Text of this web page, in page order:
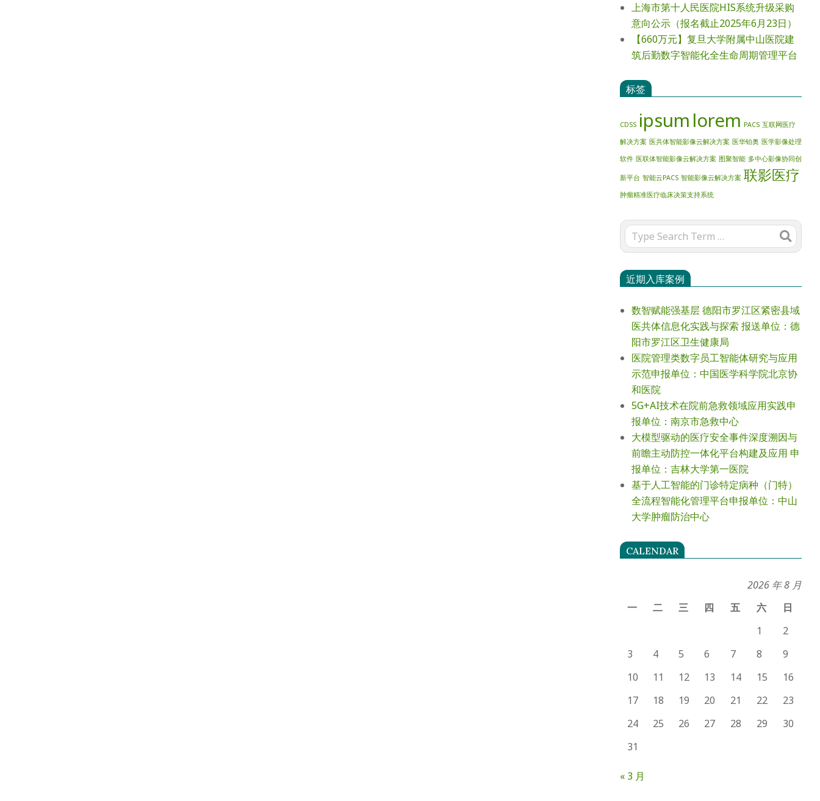
上海市第十人民医院HIS系统升级采购
意向公示（报名截止2025年6月23日）
【660万元】复旦大学附属中山医院建
筑后勤数字智能化全生命周期管理平台
标签
CDSS ipsum lorem PACS 互联网医疗
解决方案 医共体智能影像云解决方案 医华铂奥 医学影像处理
软件 医联体智能影像云解决方案 图聚智能 多中心影像协同创
新平台 智能云PACS 智能影像云解决方案 联影医疗
肿瘤精准医疗临床决策支持系统
Search
近期入库案例
数智赋能强基层 德阳市罗江区紧密县域
医共体信息化实践与探索 报送单位：德
阳市罗江区卫生健康局
医院管理类数字员工智能体研究与应用
示范申报单位：中国医学科学院北京协
和医院
5G+AI技术在院前急救领域应用实践申
报单位：南京市急救中心
大模型驱动的医疗安全事件深度溯因与
前瞻主动防控一体化平台构建及应用 申
报单位：吉林大学第一医院
基于人工智能的门诊特定病种（门特）
全流程智能化管理平台申报单位：中山
大学肿瘤防治中心
CALENDAR
2026 年 8 月
一
二 三 四 五 六
日
1
2
3
4 5 6 7 8
9
10
11 12 13 14 15
16
17
18 19 20 21 22
23
24
25 26 27 28 29
30
31
« 3 月